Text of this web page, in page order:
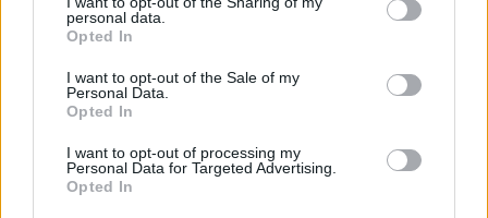
grant or deny consent to Google and its third-party tags to
use your data for below specified purposes in below Google
consent section.
personal data.
Opted In
I want to opt-out of the Sale of my
Personal Data.
Opted In
I want to opt-out of processing my
Personal Data for Targeted Advertising.
Opted In
Freestyle navdušuje s poletno
prilagojenimi cenami koles
Pol stoletja glasbe na tromeji:
Graška Gora obeležuje 50.